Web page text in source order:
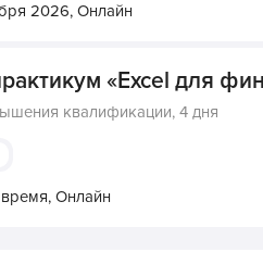
2026, Онлайн
«Excel для
квалификации, 4 дня
Онлайн